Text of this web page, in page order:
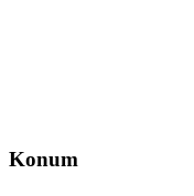
Konum